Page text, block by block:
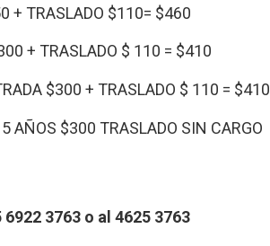
+ TRASLADO $110= $460
+ TRASLADO $ 110 = $410
$300 + TRASLADO $ 110 = $410
AÑOS $300 TRASLADO SIN CARGO
3763 o al 4625 3763